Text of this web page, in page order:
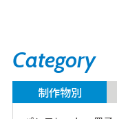
Category
制作物別